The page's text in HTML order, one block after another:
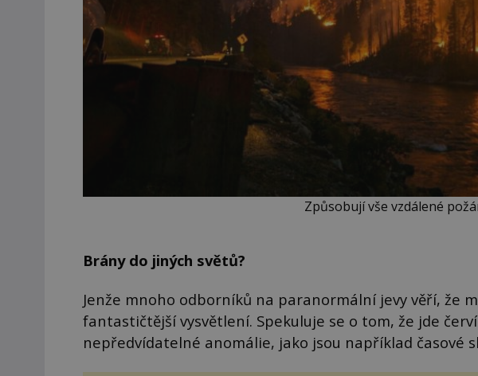
Způsobují vše vzdálené
Brány do jiných světů?
Jenže mnoho odborníků na paranormální jevy věří, že
fantastičtější vysvětlení. Spekuluje se o tom, že jde
nepředvídatelné anomálie, jako jsou například časové